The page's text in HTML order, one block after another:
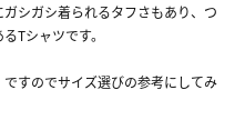
シガシ着られるタフさもあり、つ
Tシャツです。
すのでサイズ選びの参考にしてみ